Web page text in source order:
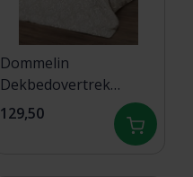
Dommelin
Dekbedovertrek
Fortuna Satijn 400tc
129,50